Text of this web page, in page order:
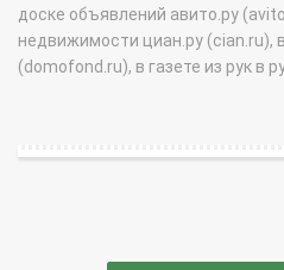
доске объявлений авито.ру
недвижимости циан.ру (cian.ru),
(domofond.ru), в газете из рук в